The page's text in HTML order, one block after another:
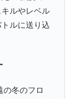
ルやレベル
ルに送り込
の冬のフロ